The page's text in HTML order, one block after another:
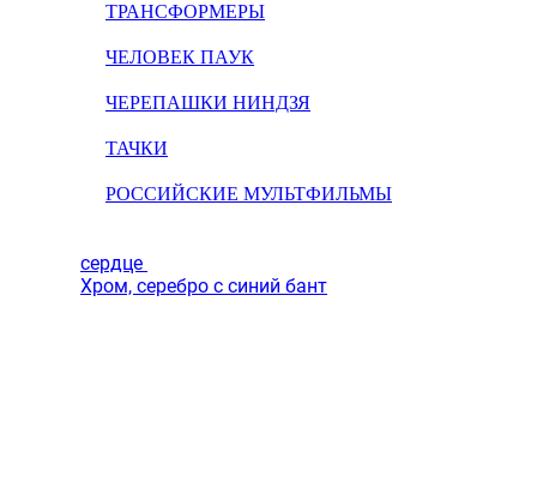
ТРАНСФОРМЕРЫ
ЧЕЛОВЕК ПАУК
ЧЕРЕПАШКИ НИНДЗЯ
ТАЧКИ
РОССИЙСКИЕ МУЛЬТФИЛЬМЫ
сердце
Хром, серебро с синий бант